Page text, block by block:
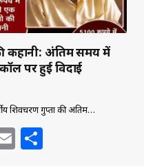
कहानी: अंतिम समय में
पर हुई विदाई
शिवचरण गुप्ता की अंतिम…
E